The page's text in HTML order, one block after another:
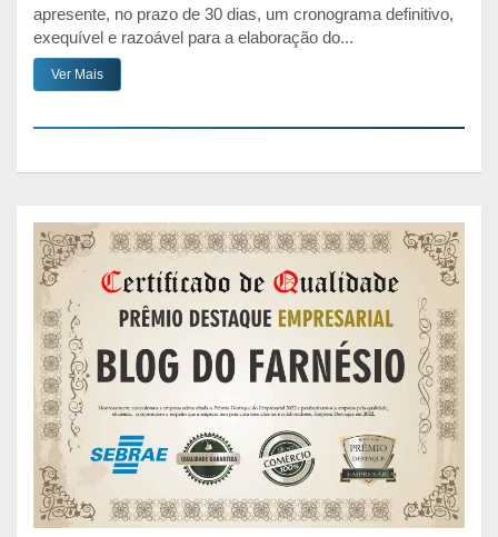
apresente, no prazo de 30 dias, um cronograma definitivo,
exequível e razoável para a elaboração do...
Ver Mais